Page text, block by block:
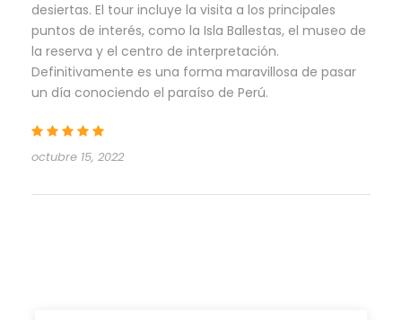
desiertas. El tour incluye la visita a los principales
puntos de interés, como la Isla Ballestas, el museo de
la reserva y el centro de interpretación.
Definitivamente es una forma maravillosa de pasar
un día conociendo el paraíso de Perú.
octubre 15, 2022